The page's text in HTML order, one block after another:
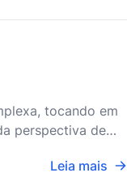
tocando em
perspectiva de
Leia mais